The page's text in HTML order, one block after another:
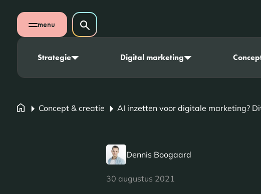
Navigatie overslaan
Open mobiel menu
menu Zoeken op website
Zoeken
Strategie Digital marketing
Concept & creatie AI inzetten voor digitale marketing?
Dennis Boogaard
30 augustus 2021